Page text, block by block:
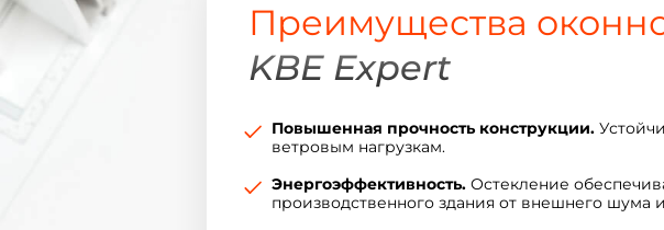
Преимущества
KBE Expert
Повышенная прочность конструкции.
ветровым нагрузкам.
Энергоэффективность. Остекление
производственного здания от внешнего шума